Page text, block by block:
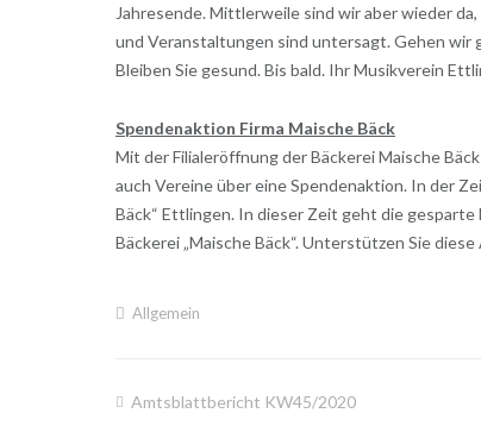
Jahresende. Mittlerweile sind wir aber wieder
und Veranstaltungen sind untersagt. Gehen wir
Bleiben Sie gesund. Bis bald. Ihr Musikverein
Spendenaktion Firma Maische Bäck
Mit der Filialeröffnung der Bäckerei Maische
auch Vereine über eine Spendenaktion. In der
Bäck“ Ettlingen. In dieser Zeit geht die
Bäckerei „Maische Bäck“. Unterstützen Sie
Allgemein
Beitragsnavigation
Amtsblattbericht KW45/2020